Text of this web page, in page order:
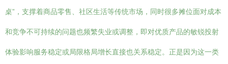
桌”，支撑着商品零售、社区生活等传统市场，同时很多摊位面对成本
和竞争不可持续的问题也频繁失业或调整，即对优质产品的敏锐投射
体验影响服务稳定或局限格局增长直接也关系稳定。正是因为这一类